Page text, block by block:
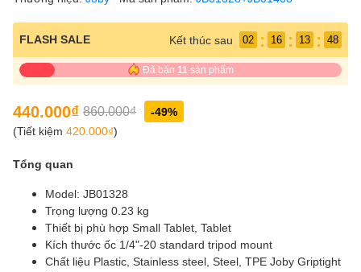
FLASH SALE Kết thúc sau 02 : 16 : 13 : 48
Đã bán 11 sản phẩm
440.000₫ 860.000₫
-49%
(Tiết kiệm 420.000₫)
Tổng quan
Model: JB01328
Trọng lượng 0.23 kg
Thiết bị phù hợp Small Tablet, Tablet
Kích thước ốc 1/4"-20 standard tripod mount
Chất liệu Plastic, Stainless steel, Steel, TPE Joby Griptight